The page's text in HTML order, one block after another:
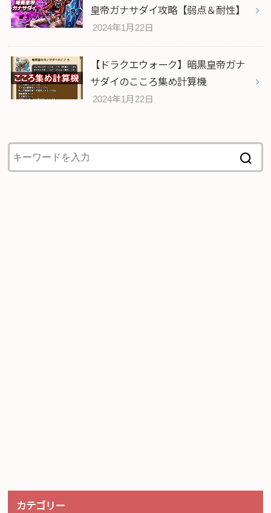
皇帝ガナサダイ攻略【弱点＆耐性】
2024年1月22日
【ドラクエウォーク】暗黒皇帝ガナ
サダイのこころ集め計算機
2024年1月22日
カテゴリー